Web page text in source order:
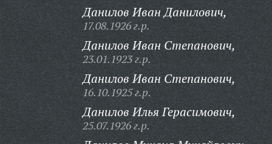
Данилов Иван Данилович,
17.08.1926 г.р.
Данилов Иван Степанович,
23.01.1923 г.р.
Данилов Иван Степанович,
16.10.1925 г.р.
Данилов Илья Герасимович,
25.07.1926 г.р.